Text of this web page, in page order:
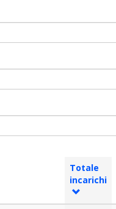
Totale
incarichi